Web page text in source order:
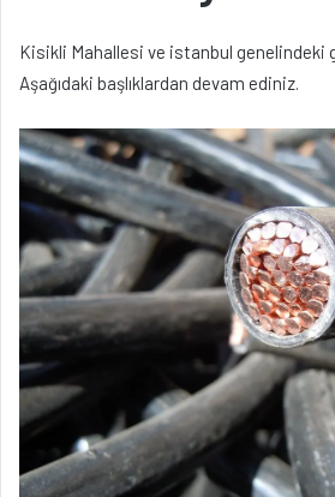
Kisikli Mahallesi ve istanbul genelindeki
Aşağıdaki başlıklardan devam ediniz.